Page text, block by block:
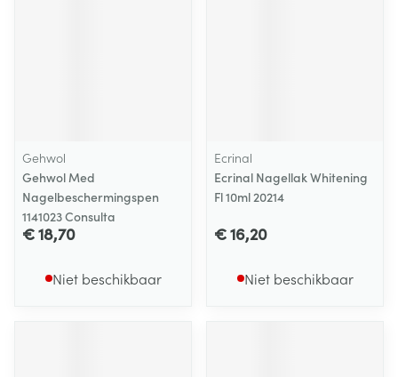
Gehwol
Gehwol Med
Nagelbeschermingspen
1141023 Consulta
€ 18,70
Niet beschikbaar
Ecrinal
Ecrinal Nagellak Whitening
Fl 10ml 20214
€ 16,20
Niet beschikbaar